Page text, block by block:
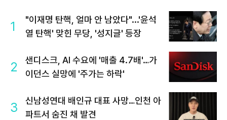
1
"이재명 탄핵, 얼마 안 남았다"...'윤석
열 탄핵' 맞힌 무당, '성지글' 등장
2
샌디스크, AI 수요에 '매출 4.7배'…가
이던스 실망에 '주가는 하락'
3
신남성연대 배인규 대표 사망…인천 아
파트서 숨진 채 발견